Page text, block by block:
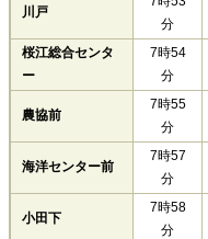
川戸
分
桜江総合センタ
ー
7時54
分
農協前
7時55
分
海洋センター前
7時57
分
小田下
7時58
分